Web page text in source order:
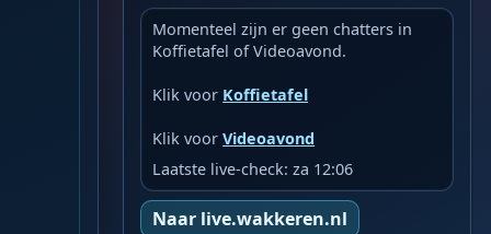
Momenteel zijn er geen chatters in
Koffietafel of Videoavond.
Klik voor Koffietafel
Klik voorVideoavond
Laatste live-check: za 12:06
Naar live.wakkeren.nl